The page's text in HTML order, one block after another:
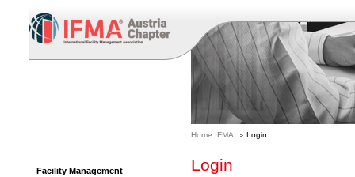
Home IFMA Login
Facility Management Login